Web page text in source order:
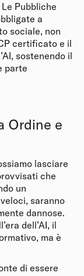
Le Pubbliche
a
sociale, non
certificato e il
sostenendo il
parte
Ordine e
lasciare
che
un
saranno
dannose.
dell’AI, il
ma è
di essere